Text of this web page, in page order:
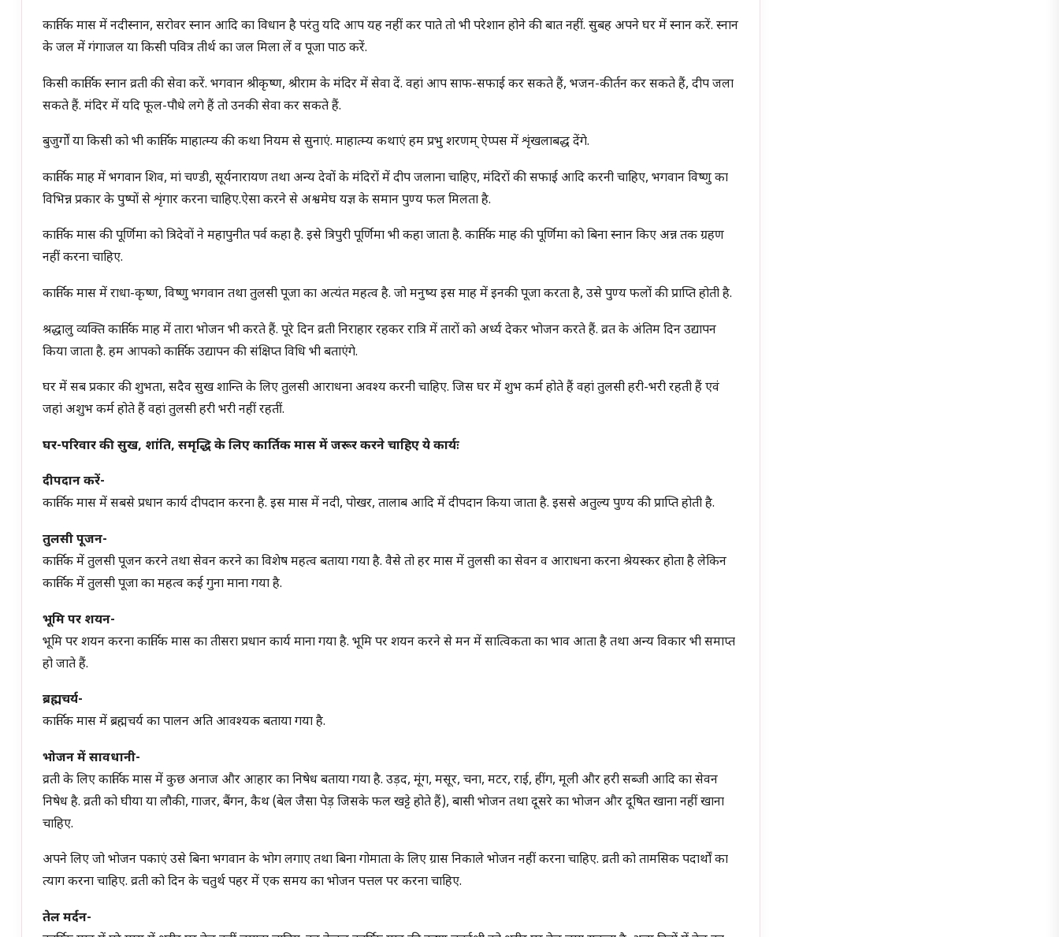
कार्तिक मास में नदीस्नान, सरोवर स्नान आदि का विधान है परंतु यदि आप यह नहीं कर पाते तो भी परेशान होने की बात नहीं. सुबह अपने घर में स्नान करें. स्नान
के जल में गंगाजल या किसी पवित्र तीर्थ का जल मिला लें व पूजा पाठ करें.
किसी कार्तिक स्नान व्रती की सेवा करें. भगवान श्रीकृष्ण, श्रीराम के मंदिर में सेवा दें. वहां आप साफ-सफाई कर सकते हैं, भजन-कीर्तन कर सकते हैं, दीप जला
सकते हैं. मंदिर में यदि फूल-पौधे लगे हैं तो उनकी सेवा कर सकते हैं.
बुजुर्गों या किसी को भी कार्तिक माहात्म्य की कथा नियम से सुनाएं. माहात्म्य कथाएं हम प्रभु शरणम् ऐप्पस में शृंखलाबद्ध देंगे.
कार्तिक माह में भगवान शिव, मां चण्डी, सूर्यनारायण तथा अन्य देवों के मंदिरों में दीप जलाना चाहिए, मंदिरों की सफाई आदि करनी चाहिए, भगवान विष्णु का
विभिन्न प्रकार के पुष्पों से शृंगार करना चाहिए.ऐसा करने से अश्वमेघ यज्ञ के समान पुण्य फल मिलता है.
कार्तिक मास की पूर्णिमा को त्रिदेवों ने महापुनीत पर्व कहा है. इसे त्रिपुरी पूर्णिमा भी कहा जाता है. कार्तिक माह की पूर्णिमा को बिना स्नान किए अन्न तक ग्रहण
नहीं करना चाहिए.
कार्तिक मास में राधा-कृष्ण, विष्णु भगवान तथा तुलसी पूजा का अत्यंत महत्व है. जो मनुष्य इस माह में इनकी पूजा करता है, उसे पुण्य फलों की प्राप्ति होती है.
श्रद्धालु व्यक्ति कार्तिक माह में तारा भोजन भी करते हैं. पूरे दिन व्रती निराहार रहकर रात्रि में तारों को अर्ध्य देकर भोजन करते हैं. व्रत के अंतिम दिन उद्यापन
किया जाता है. हम आपको कार्तिक उद्यापन की संक्षिप्त विधि भी बताएंगे.
घर में सब प्रकार की शुभता, सदैव सुख शान्ति के लिए तुलसी आराधना अवश्य करनी चाहिए. जिस घर में शुभ कर्म होते हैं वहां तुलसी हरी-भरी रहती हैं एवं
जहां अशुभ कर्म होते हैं वहां तुलसी हरी भरी नहीं रहतीं.
घर-परिवार की सुख, शांति, समृद्धि के लिए कार्तिक मास में जरूर करने चाहिए ये कार्यः
दीपदान करें-
कार्तिक मास में सबसे प्रधान कार्य दीपदान करना है. इस मास में नदी, पोखर, तालाब आदि में दीपदान किया जाता है. इससे अतुल्य पुण्य की प्राप्ति होती है.
तुलसी पूजन-
कार्तिक में तुलसी पूजन करने तथा सेवन करने का विशेष महत्व बताया गया है. वैसे तो हर मास में तुलसी का सेवन व आराधना करना श्रेयस्कर होता है लेकिन
कार्तिक में तुलसी पूजा का महत्व कई गुना माना गया है.
भूमि पर शयन-
भूमि पर शयन करना कार्तिक मास का तीसरा प्रधान कार्य माना गया है. भूमि पर शयन करने से मन में सात्विकता का भाव आता है तथा अन्य विकार भी समाप्त
हो जाते हैं.
ब्रह्मचर्य-
कार्तिक मास में ब्रह्मचर्य का पालन अति आवश्यक बताया गया है.
भोजन में सावधानी-
व्रती के लिए कार्तिक मास में कुछ अनाज और आहार का निषेध बताया गया है. उड़द, मूंग, मसूर, चना, मटर, राई, हींग, मूली और हरी सब्जी आदि का सेवन
निषेध है. व्रती को घीया या लौकी, गाजर, बैंगन, कैथ (बेल जैसा पेड़ जिसके फल खट्टे होते हैं), बासी भोजन तथा दूसरे का भोजन और दूषित खाना नहीं खाना
चाहिए.
अपने लिए जो भोजन पकाएं उसे बिना भगवान के भोग लगाए तथा बिना गोमाता के लिए ग्रास निकाले भोजन नहीं करना चाहिए. व्रती को तामसिक पदार्थों का
त्याग करना चाहिए. व्रती को दिन के चतुर्थ पहर में एक समय का भोजन पत्तल पर करना चाहिए.
तेल मर्दन-